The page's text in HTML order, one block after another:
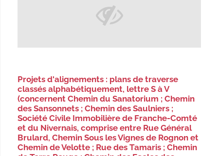
Projets d'alignements : plans de traverse
classés alphabétiquement, lettre S à V
(concernent Chemin du Sanatorium ; Chemin
des Sansonnets ; Chemin des Saulniers ;
Société Civile Immobilière de Franche-Comté
et du Nivernais, comprise entre Rue Général
Brulard, Chemin Sous les Vignes de Rognon et
Chemin de Velotte ; Rue des Tamaris ; Chemin